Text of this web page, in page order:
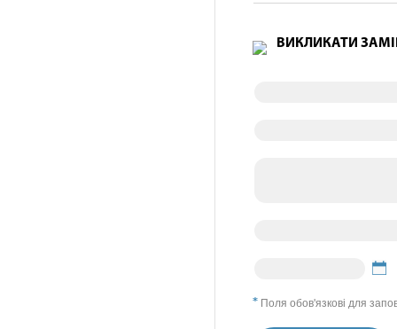
ВИКЛИКАТИ
Поля обов'язкові для